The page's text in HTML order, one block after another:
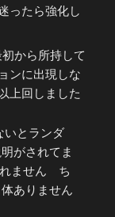
ったら強化し
初から所持して
ンに出現しな
上回しました
いとランダ
がされてま
れません ち
ありません